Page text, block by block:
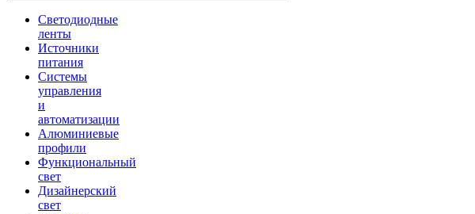
Светодиодные
ленты
Источники
питания
Системы
управления
и
автоматизации
Алюминиевые
профили
Функциональный
свет
Дизайнерский
свет